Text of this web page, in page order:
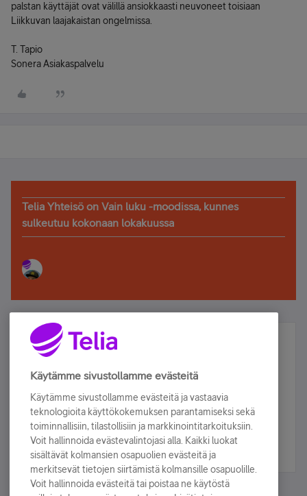
palstan käyttäjät ovat välillä ansiokkaasti neuvoneet toisiaan
Liikkuvan laajakaistan ongelmissa.
T. Tapio
Sonera Asiakaspalvelu
Telia Yhteisö on Vain luku -moodissa, kunnes
sulkeutuu kokonaan lokakuussa
Älä jää paitsi – osallistu ja voita!
Tilaa Telian uutiskirje ja olet mukana arvonnassa.
sähköpostiisi.
Tilaa nyt
Käytämme sivustollamme evästeitä
Käytämme sivustollamme evästeitä ja vastaavia
teknologioita käyttökokemuksen parantamiseksi sekä
toiminnallisiin, tilastollisiin ja markkinointitarkoituksiin.
Voit hallinnoida evästevalintojasi alla. Kaikki luokat
sisältävät kolmansien osapuolien evästeitä ja
merkitsevät tietojen siirtämistä kolmansille osapuolille.
Voit hallinnoida evästeitä tai poistaa ne käytöstä